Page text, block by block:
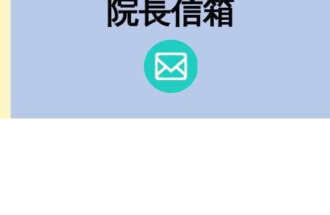
院長信箱